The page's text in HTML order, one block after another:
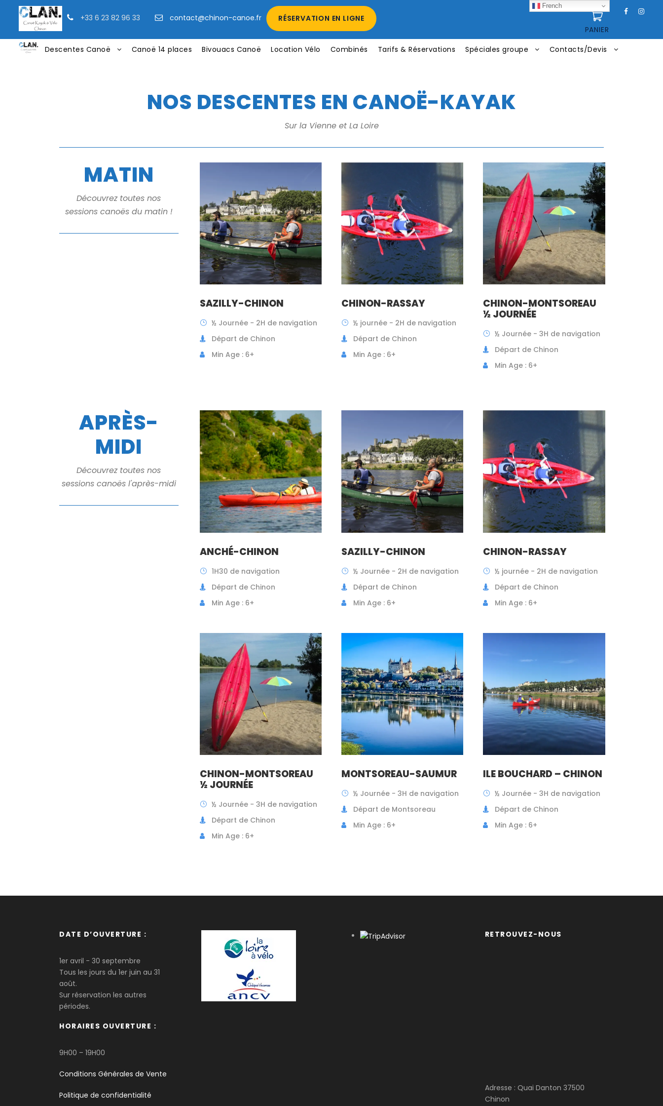
+33 6 23 82 96 33 contact@chinon-canoe.fr
RÉSERVATION EN LIGNE
PANIER
Descentes Canoë Canoë 14 places Bivouacs Canoë Location Vélo Combinés Tarifs & Réservations Spéciales groupe Contacts/Devis
NOS DESCENTES EN CANOË-KAYAK
Sur la Vienne et La Loire
MATIN
Découvrez toutes nos
sessions canoës du matin !
SAZILLY-CHINON
½ Journée - 2H de navigation
Départ de Chinon
Min Age : 6+
CHINON-RASSAY
½ journée - 2H de navigation
Départ de Chinon
Min Age : 6+
CHINON-MONTSOREAU
½ JOURNÉE
½ Journée - 3H de navigation
Départ de Chinon
Min Age : 6+
APRÈS-
MIDI
Découvrez toutes nos
sessions canoës l'après-midi
ANCHÉ-CHINON
1H30 de navigation
Départ de Chinon
Min Age : 6+
SAZILLY-CHINON
½ Journée - 2H de navigation
Départ de Chinon
Min Age : 6+
CHINON-RASSAY
½ journée - 2H de navigation
Départ de Chinon
Min Age : 6+
CHINON-MONTSOREAU
½ JOURNÉE
½ Journée - 3H de navigation
Départ de Chinon
Min Age : 6+
MONTSOREAU-SAUMUR
½ Journée - 3H de navigation
Départ de Montsoreau
Min Age : 6+
ILE BOUCHARD – CHINON
½ Journée - 3H de navigation
Départ de Chinon
Min Age : 6+
DATE D’OUVERTURE :
1er avril - 30 septembre
Tous les jours du 1er juin au 31
août.
Sur réservation les autres
périodes.
HORAIRES OUVERTURE :
9H00 – 19H00
Conditions Générales de Vente
Politique de confidentialité
RETROUVEZ-NOUS
Adresse : Quai Danton 37500
Chinon
French